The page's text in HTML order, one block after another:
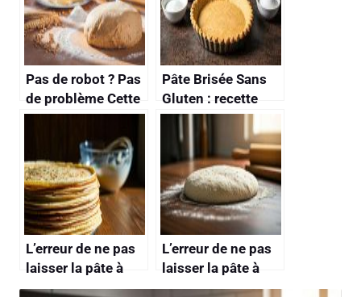
Pas de robot ? Pas
de problème Cette
recette de pâte
brisée se fait à la
main en moins de
5 minutes
Pâte Brisée Sans
Gluten : recette
Facile et Rapide
L’erreur de ne pas
laisser la pâte à
crêpes reposer, qui
L’erreur de ne pas
laisser la pâte à
pizza « buller » à